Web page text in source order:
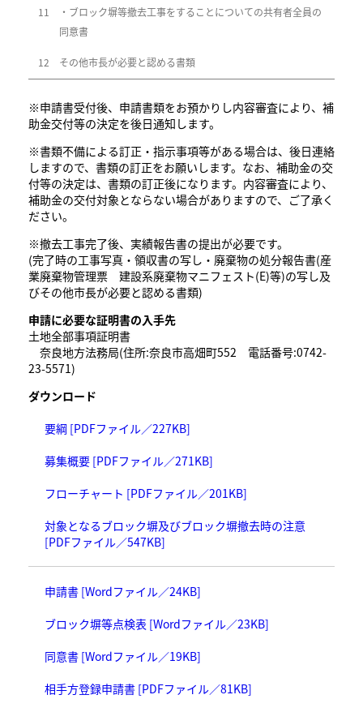
11
・ブロック塀等撤去工事をすることについての共有者全員の
同意書
12 その他市長が必要と認める書類
※申請書受付後、申請書類をお預かりし内容審査により、補
助金交付等の決定を後日通知します。
※書類不備による訂正・指示事項等がある場合は、後日連絡
しますので、書類の訂正をお願いします。なお、補助金の交
付等の決定は、書類の訂正後になります。内容審査により、
補助金の交付対象とならない場合がありますので、ご了承く
ださい。
※撤去工事完了後、実績報告書の提出が必要です。
(完了時の工事写真・領収書の写し・廃棄物の処分報告書(産
業廃棄物管理票 建設系廃棄物マニフェスト(E)等)の写し及
びその他市長が必要と認める書類)
申請に必要な証明書の入手先
土地全部事項証明書
奈良地方法務局(住所:奈良市高畑町552 電話番号:0742-
23-5571)
ダウンロード
要綱 [PDFファイル／227KB]
募集概要 [PDFファイル／271KB]
フローチャート [PDFファイル／201KB]
対象となるブロック塀及びブロック塀撤去時の注意
[PDFファイル／547KB]
申請書 [Wordファイル／24KB]
ブロック塀等点検表 [Wordファイル／23KB]
同意書 [Wordファイル／19KB]
相手方登録申請書 [PDFファイル／81KB]